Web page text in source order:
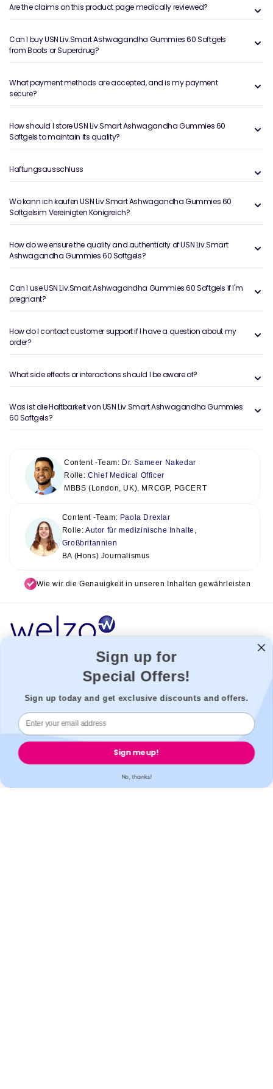
Are the claims on this product page medically reviewed?
Can I buy USN Liv.Smart Ashwagandha Gummies 60 Softgels
from Boots or Superdrug?
What payment methods are accepted, and is my payment
secure?
How should I store USN Liv.Smart Ashwagandha Gummies 60
Softgels to maintain its quality?
Haftungsausschluss
Wo kann ich kaufen USN Liv.Smart Ashwagandha Gummies 60
Softgelsim Vereinigten Königreich?
How do we ensure the quality and authenticity of USN Liv.Smart
Ashwagandha Gummies 60 Softgels?
Can I use USN Liv.Smart Ashwagandha Gummies 60 Softgels if I'm
pregnant?
How do I contact customer support if I have a question about my
order?
What side effects or interactions should I be aware of?
Was ist die Haltbarkeit von USN Liv.Smart Ashwagandha Gummies
60 Softgels?
Content -Team: Dr. Sameer Nakedar
Rolle:Chief Medical Officer
MBBS (London, UK), MRCGP, PGCERT
Content -Team: Paola Drexlar
Rolle:Autor für medizinische Inhalte,
Großbritannien
BA (Hons) Journalismus
Wie wir die Genauigkeit in unseren Inhalten gewährleisten
Welzo fungiert als Gesundheitsplattform, die Patienten mit den
besten Gesundheitsdienstleistern verbindet, um eine nahtlose
Erfahrung zu ermöglichen. Wir können nicht für unsere Drittanbieter
haftbar gemacht werden.
Welzo, 833, 19 - 21 Crawford Street, W1H 1PJ, London,
Großbritannien.
Sign up for
Special Offers!
Sign up today and get exclusive discounts and offers.
Sign me up!
No, thanks!